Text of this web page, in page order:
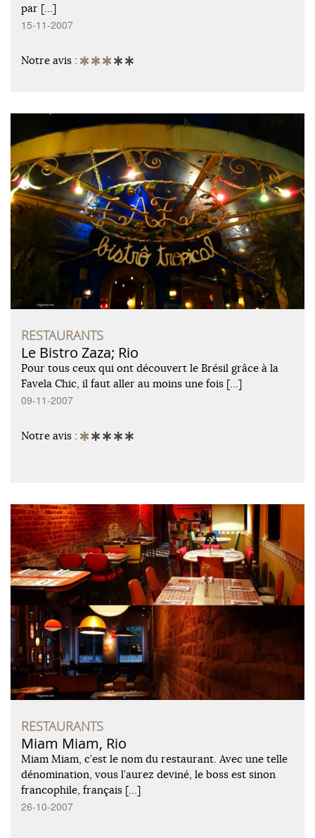
par […]
15-11-2007
Notre avis :
RESTAURANTS
Le Bistro Zaza; Rio
Pour tous ceux qui ont découvert le Brésil grâce à la
Favela Chic, il faut aller au moins une fois […]
09-11-2007
Notre avis :
RESTAURANTS
Miam Miam, Rio
Miam Miam, c’est le nom du restaurant. Avec une telle
dénomination, vous l’aurez deviné, le boss est sinon
francophile, français […]
26-10-2007